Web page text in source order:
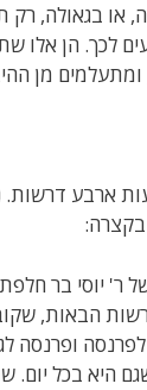
או בגאולה,
לכך. הן אלו
מן
ארבע דרשות.
ר' יוסי בר
הבאות,
ופרנסה
היא בכל יום.